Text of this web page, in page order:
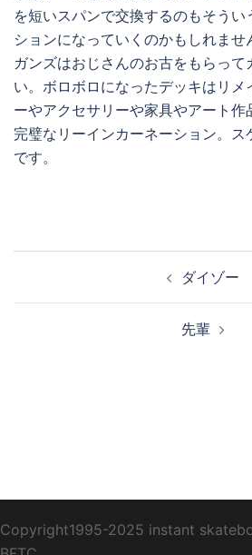
を短いスパンで交換するのもそう
ションになっていくのかもしれま
ガンズはおじさんのお古をもらっ
い。ボロボロになったデッキはリ
ーやアクセサリーや家具やアート
完璧なリーインカーネーション。ス
です。
ナ
ダイゾー
先輩
Copyright1995-2025 instant